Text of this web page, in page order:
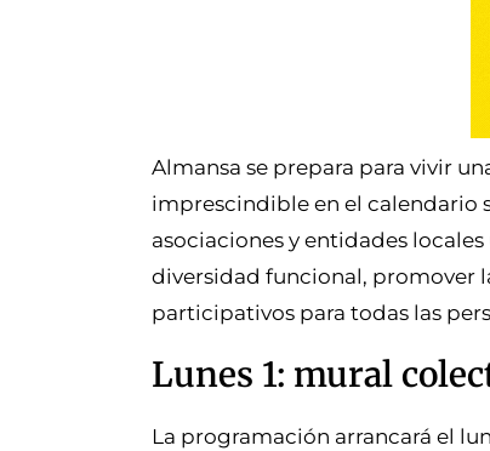
Almansa se prepara para vivir
imprescindible en el calendario
asociaciones y entidades
diversidad funcional, promover
participativos para todas las
Lunes 1: mural
La programación arrancará el